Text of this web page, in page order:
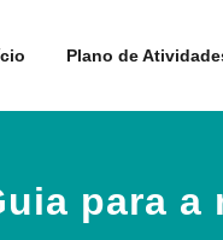
Plano de
para a